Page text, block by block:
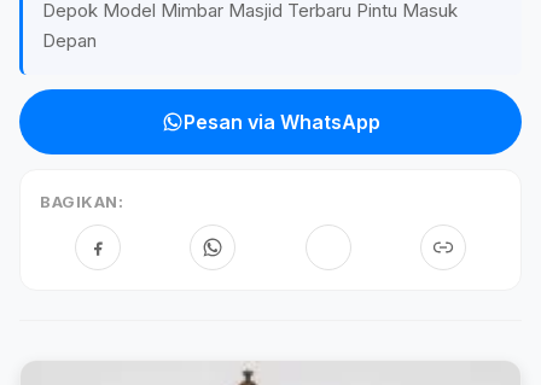
Depok Model Mimbar Masjid Terbaru Pintu Masuk
Depan
Pesan via WhatsApp
BAGIKAN: